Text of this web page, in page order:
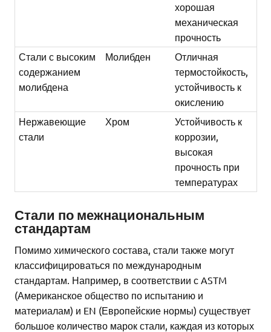
хорошая
механическая
прочность
Стали с высоким
содержанием
молибдена
Молибден
Отличная
термостойкость,
устойчивость к
окислению
Нержавеющие
стали
Хром
Устойчивость к
коррозии,
высокая
прочность при
температурах
Стали по межнациональным
стандартам
Помимо химического состава, стали также могут
классифицироваться по международным
стандартам. Например, в соответствии с ASTM
(Американское общество по испытанию и
материалам) и EN (Европейские нормы) существует
большое количество марок стали, каждая из которых